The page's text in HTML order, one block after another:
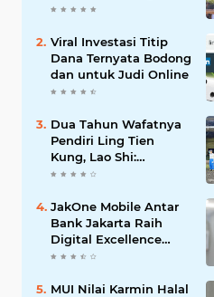
Prestasinya Pun
Viral Investasi Titip
Dana Ternyata Bodong
dan untuk Judi Online
Dua Tahun Wafatnya
Pendiri Ling Tien
Kung, Lao Shi:
Amanah Harus Kita
JakOne Mobile Antar
Bank Jakarta Raih
Digital Excellence
Awards 2026
MUI Nilai Karmin Halal